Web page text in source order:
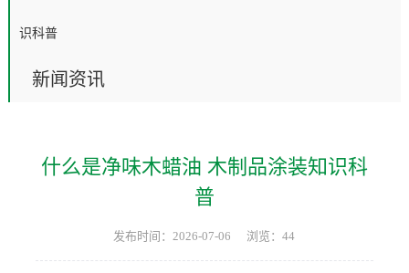
识科普
新闻资讯
什么是净味木蜡油 木制品涂装知识科
普
发布时间：2026-07-06 浏览：44